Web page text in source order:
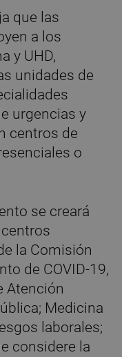
que las
a los
y UHD,
unidades de
urgencias y
centros de
o
se creará
la Comisión
de COVID-19,
Atención
Medicina
laborales;
considere la